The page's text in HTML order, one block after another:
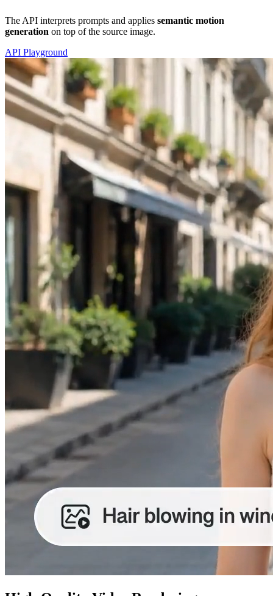
The API interprets prompts and applies semantic motion
generation on top of the source image.
API Playground